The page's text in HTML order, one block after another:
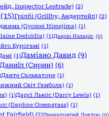
Inspector Lestrade) (2)
(15)Грілбі (Grillby, Андертейл) (2)
(Gyomei Himejima) (1)
Dedoldia) (1)Дааріо Нахаріс (0)
Курогамі (1)
(1)Даміано Давид (9)
Даниїл (Сирин) (6)
Данте Сальваторе (1)
Світ Гамбола) (1)
(1)Дарсі Льюіс (Darcy Lewis) (1)
(Daphne Greengrass) (1)
Fairfield) (2)Дванадцятий Доктор (0)